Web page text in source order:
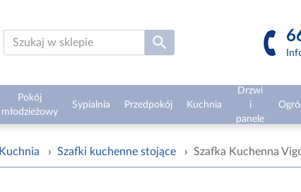
Pokój
młodzieżowy
Sypialnia Przedpokój Kuchnia
Drzwi
i
panele
Kuchnia › Szafki kuchenne stojące › Szafka Kuchenna